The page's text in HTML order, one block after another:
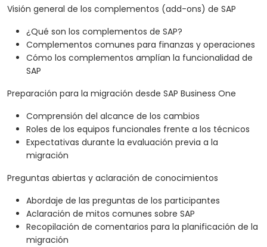
Visión general de los complementos (add-ons) de SAP
¿Qué son los complementos de SAP?
Complementos comunes para finanzas y operaciones
Cómo los complementos amplían la funcionalidad de
SAP
Preparación para la migración desde SAP Business One
Comprensión del alcance de los cambios
Roles de los equipos funcionales frente a los técnicos
Expectativas durante la evaluación previa a la
migración
Preguntas abiertas y aclaración de conocimientos
Abordaje de las preguntas de los participantes
Aclaración de mitos comunes sobre SAP
Recopilación de comentarios para la planificación de la
migración